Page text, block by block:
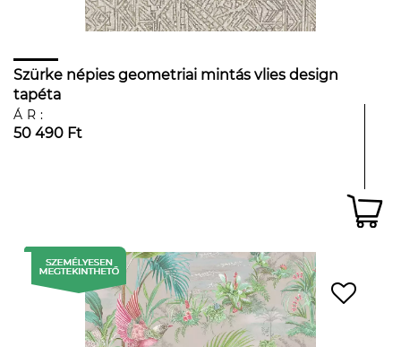
Szürke népies geometriai mintás vlies design
tapéta
ÁR:
50 490 Ft